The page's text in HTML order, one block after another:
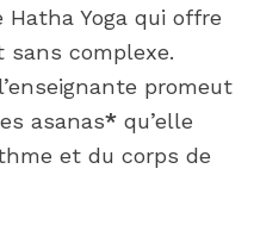
Yoga qui offre
sans complexe.
promeut
asanas* qu’elle
et du corps de